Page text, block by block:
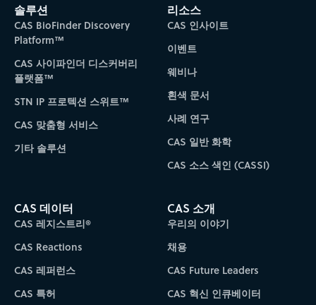
솔루션
CAS BioFinder Discovery
Platform™
CAS 사이파인더 디스커버리
플랫폼™
STN IP 프로텍션 스위트™
CAS 맞춤형 서비스
기타 솔루션
리소스
CAS 인사이트
이벤트
웨비나
흰색 문서
사례 연구
CAS 일반 화학
CAS 소스 색인 (CASSI)
CAS 데이터
CAS 레지스트리®
CAS Reactions
CAS 레퍼런스
CAS 특허
CAS 소개
우리의 이야기
채용
CAS Future Leaders
CAS 혁신 인큐베이터